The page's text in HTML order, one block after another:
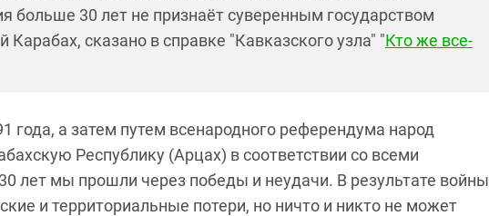
больше 30 лет не признаёт суверенным государством
сказано в справке "Кавказского узла" "Кто же все-
года, а затем путем всенародного референдума народ
Республику (Арцах) в соответствии со всеми
лет мы прошли через победы и неудачи. В результате войны
и территориальные потери, но ничто и никто не может